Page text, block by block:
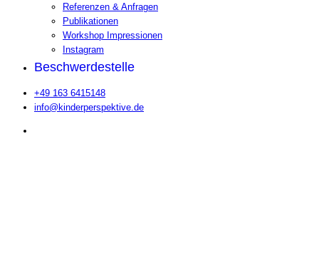
Referenzen & Anfragen
Publikationen
Workshop Impressionen
Instagram
Beschwerdestelle
+49 163 6415148
info@kinderperspektive.de